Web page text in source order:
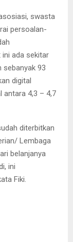
swasta
persoalan-
ada sekitar
sebanyak 93
digital
antara 4,3 – 4,7
diterbitkan
Lembaga
belanjanya
ini
Fiki.